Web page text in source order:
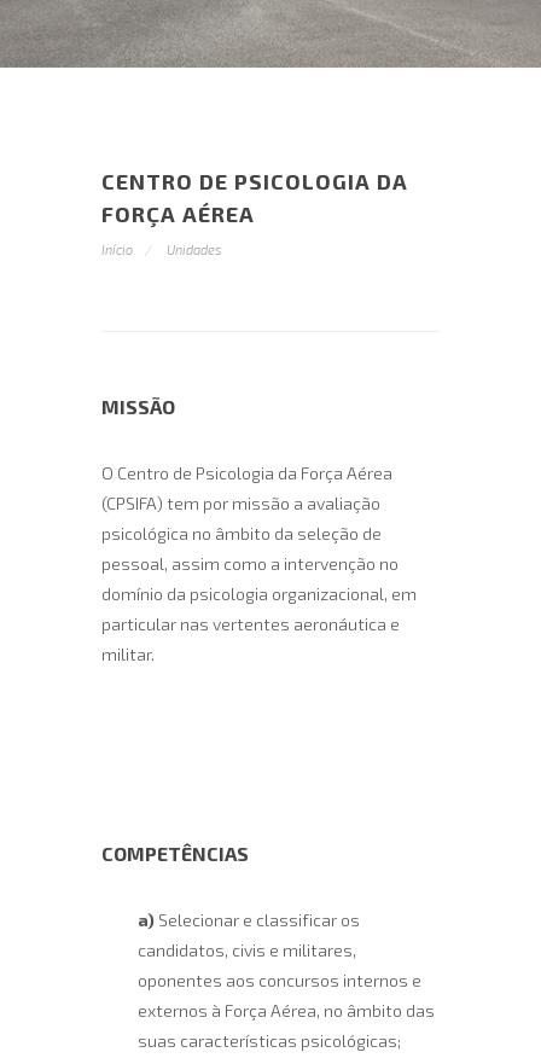
CENTRO DE PSICOLOGIA DA
FORÇA AÉREA
Início Unidades
MISSÃO
O Centro de Psicologia da Força Aérea
(CPSIFA) tem por missão a avaliação
psicológica no âmbito da seleção de
pessoal, assim como a intervenção no
domínio da psicologia organizacional, em
particular nas vertentes aeronáutica e
militar.
COMPETÊNCIAS
a) Selecionar e classificar os
candidatos, civis e militares,
oponentes aos concursos internos e
externos à Força Aérea, no âmbito das
suas características psicológicas;